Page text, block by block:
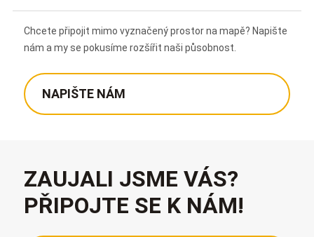
Chcete připojit mimo vyznačený prostor na mapě? Napište
nám a my se pokusíme rozšířit naši působnost.
NAPIŠTE NÁM
ZAUJALI JSME VÁS?
PŘIPOJTE SE K NÁM!